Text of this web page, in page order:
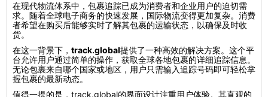
在现代物流体系中，包裹追踪已成为消费者和企业用户的迫切需
求。随着全球电子商务的快速发展，国际物流变得更加复杂。消费
者希望在购买后能够实时了解其包裹的运输状态，以确保及时收
货。
在这一背景下， track.global提供了一种高效的解决方案。这个平
台允许用户通过简单的操作，获取全球各地包裹的详细追踪信息。
无论包裹来自哪个国家或地区，用户只需输入追踪号码即可轻松掌
握包裹的最新动态。
值得一提的是，track.global的界面设计注重用户体验。其直观的